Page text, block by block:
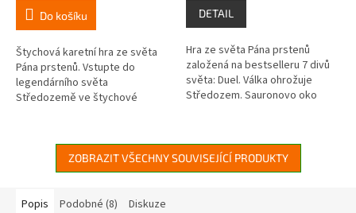
Do košíku
Štychová karetní hra ze světa
Pána prstenů. Vstupte do
legendárního světa
Středozemě ve štychové
příběhem, poznávejte...
DETAIL
Hra ze světa Pána prstenů
založená na bestselleru 7 divů
světa: Duel. Válka ohrožuje
Středozem. Sauronovo oko
shromažďuje...
ZOBRAZIT VŠECHNY SOUVISEJÍCÍ PRODUKTY
Popis Podobné (8) Diskuze